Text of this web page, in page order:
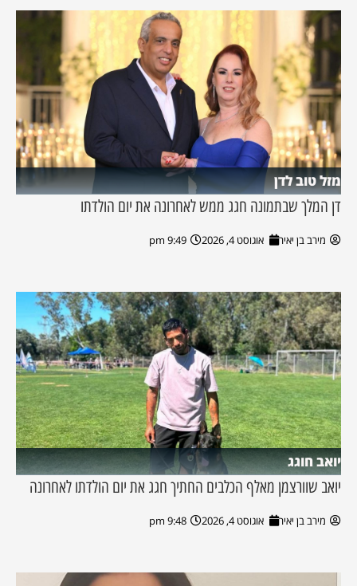
מזל טוב לדן
דן המלך שבתמונה חגג ממש לאחרונה את יום הולדתו
מירב בן יאיר אוגוסט 4, 2026 9:49 pm
יואב חוגג
יואב שוורצמן מאלף הכלבים החתיך חגג את יום הולדתו לאחרונה
מירב בן יאיר אוגוסט 4, 2026 9:48 pm